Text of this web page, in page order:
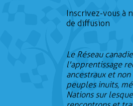
Inscrivez-vous à
de diffusion
Le Réseau
l'apprentissage
ancestraux et
peuples inuits,
Nations sur